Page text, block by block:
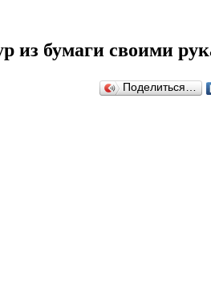
из бумаги своими
Поделиться…